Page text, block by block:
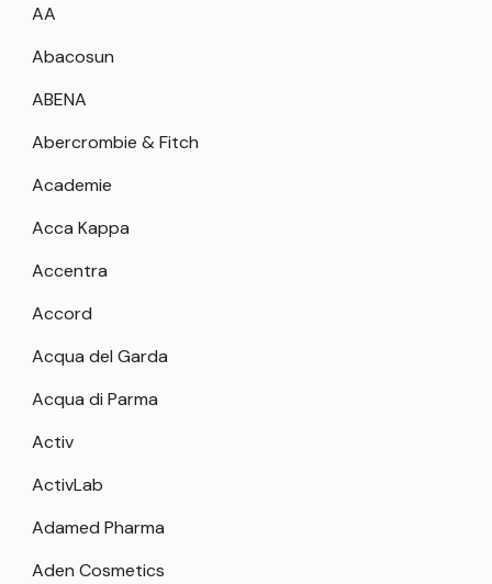
AA
Abacosun
ABENA
Abercrombie & Fitch
Academie
Acca Kappa
Accentra
Accord
Acqua del Garda
Acqua di Parma
Activ
ActivLab
Adamed Pharma
Aden Cosmetics